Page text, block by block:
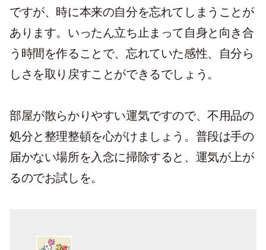
ですが、時に本来の自分を忘れてしまうことが
あります。いったん立ち止まって自身と向き合
う時間を作ることで、忘れていた感性、自分ら
しさを取り戻すことができるでしょう。
部屋が散らかりやすい運気ですので、不用品の
処分と整理整頓を心がけましょう。普段は手の
届かない場所を入念に掃除すると、運気が上が
るのでお試しを。